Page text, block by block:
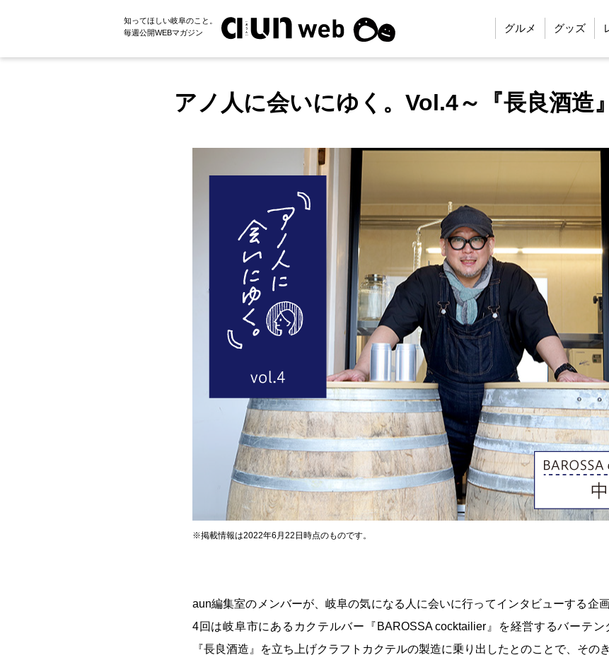
知ってほしい岐阜のこと。
毎週公開WEBマガジン
グルメ グッズ
アノ人に会いにゆく。Vol.4～『長良酒造
※掲載情報は2022年6月22日時点のものです。
aun編集室のメンバーが、岐阜の気になる人に会いに行ってインタビューする企
4回は岐阜市にあるカクテルバー『BAROSSA cocktailier』を経営するバーテ
『長良酒造』を立ち上げクラフトカクテルの製造に乗り出したとのことで、その